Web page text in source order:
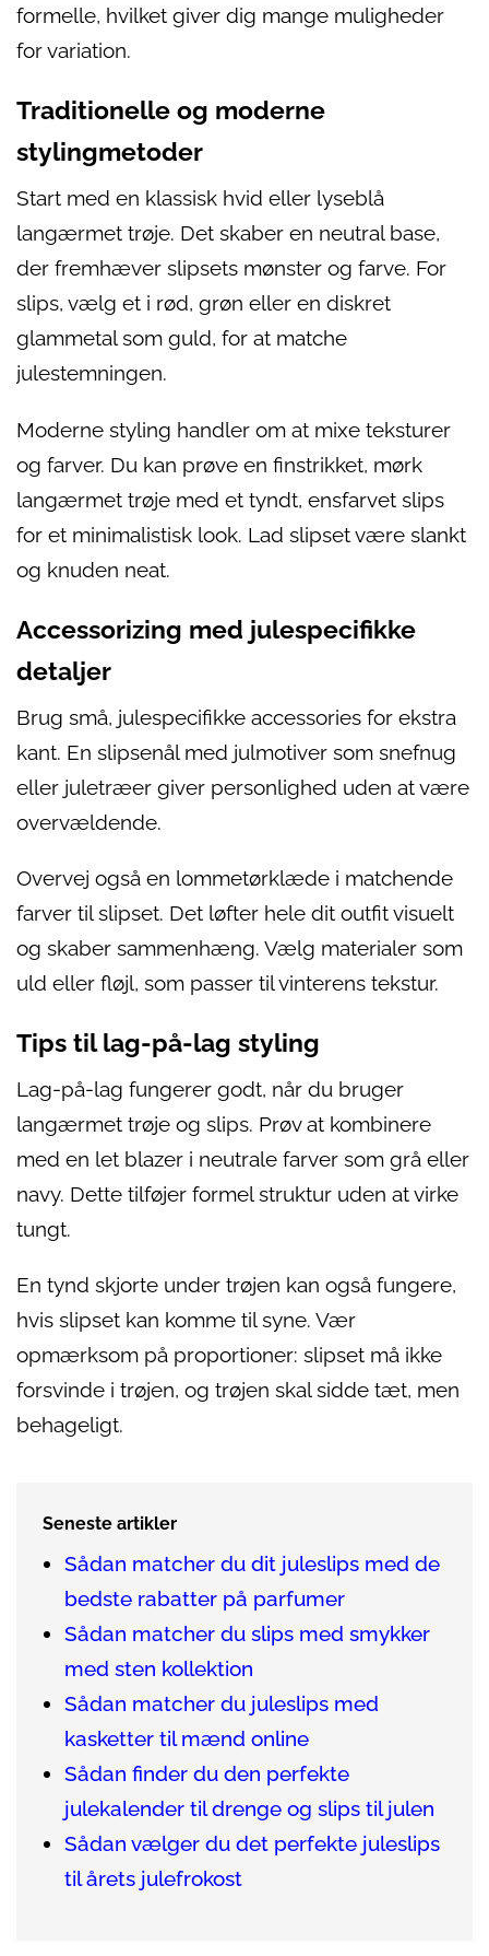
formelle, hvilket giver dig mange muligheder
for variation.
Traditionelle og moderne
stylingmetoder
Start med en klassisk hvid eller lyseblå
langærmet trøje. Det skaber en neutral base,
der fremhæver slipsets mønster og farve. For
slips, vælg et i rød, grøn eller en diskret
glammetal som guld, for at matche
julestemningen.
Moderne styling handler om at mixe teksturer
og farver. Du kan prøve en finstrikket, mørk
langærmet trøje med et tyndt, ensfarvet slips
for et minimalistisk look. Lad slipset være slankt
og knuden neat.
Accessorizing med julespecifikke
detaljer
Brug små, julespecifikke accessories for ekstra
kant. En slipsenål med julmotiver som snefnug
eller juletræer giver personlighed uden at være
overvældende.
Overvej også en lommetørklæde i matchende
farver til slipset. Det løfter hele dit outfit visuelt
og skaber sammenhæng. Vælg materialer som
uld eller fløjl, som passer til vinterens tekstur.
Tips til lag-på-lag styling
Lag-på-lag fungerer godt, når du bruger
langærmet trøje og slips. Prøv at kombinere
med en let blazer i neutrale farver som grå eller
navy. Dette tilføjer formel struktur uden at virke
tungt.
En tynd skjorte under trøjen kan også fungere,
hvis slipset kan komme til syne. Vær
opmærksom på proportioner: slipset må ikke
forsvinde i trøjen, og trøjen skal sidde tæt, men
behageligt.
Seneste artikler
Sådan matcher du dit juleslips med de
bedste rabatter på parfumer
Sådan matcher du slips med smykker
med sten kollektion
Sådan matcher du juleslips med
kasketter til mænd online
Sådan finder du den perfekte
julekalender til drenge og slips til julen
Sådan vælger du det perfekte juleslips
til årets julefrokost